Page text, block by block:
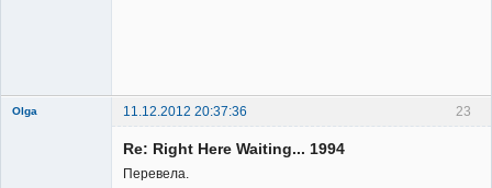
23
Olga 11.12.2012 20:37:36
Re: Right Here Waiting... 1994
Перевела.